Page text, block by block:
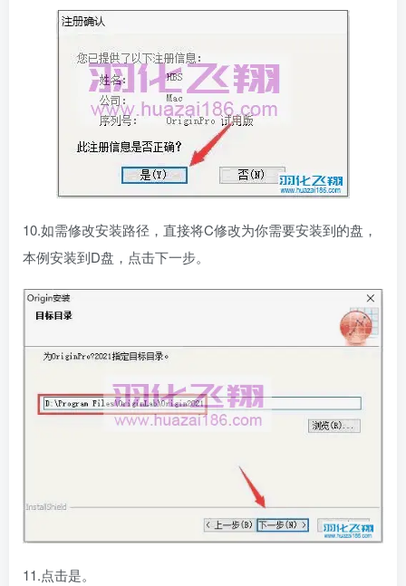
10.如需修改安装路径，直接将C修改为你需要安装到的盘，
本例安装到D盘，点击下一步。
11.点击是。